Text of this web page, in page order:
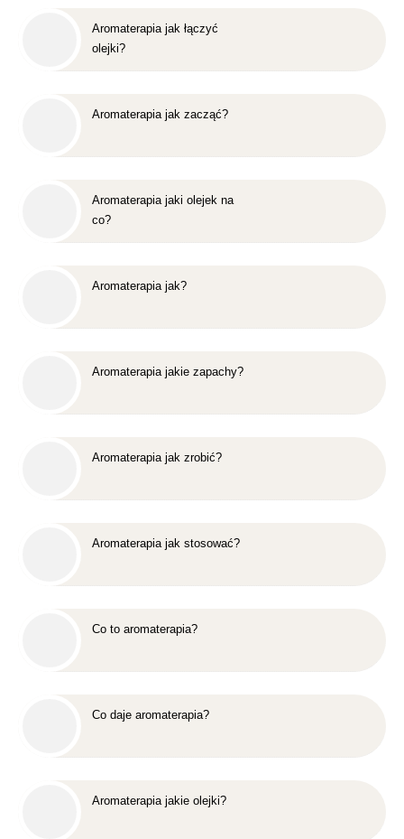
Aromaterapia jak łączyć
olejki?
Aromaterapia jak zacząć?
Aromaterapia jaki olejek na
co?
Aromaterapia jak?
Aromaterapia jakie zapachy?
Aromaterapia jak zrobić?
Aromaterapia jak stosować?
Co to aromaterapia?
Co daje aromaterapia?
Aromaterapia jakie olejki?